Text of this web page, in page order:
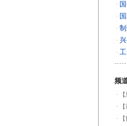
·
·
·
·
·
频
·
·
·